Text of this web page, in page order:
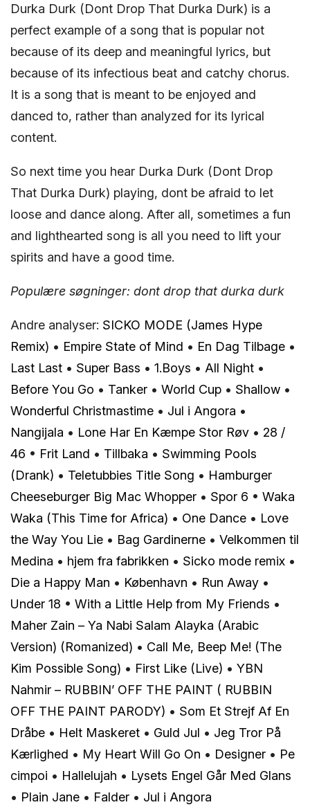
Durka Durk (Dont Drop That Durka Durk) is a
perfect example of a song that is popular not
because of its deep and meaningful lyrics, but
because of its infectious beat and catchy chorus.
It is a song that is meant to be enjoyed and
danced to, rather than analyzed for its lyrical
content.
So next time you hear Durka Durk (Dont Drop
That Durka Durk) playing, dont be afraid to let
loose and dance along. After all, sometimes a fun
and lighthearted song is all you need to lift your
spirits and have a good time.
Populære søgninger: dont drop that durka durk
Andre analyser: SICKO MODE (James Hype
Remix) • Empire State of Mind • En Dag Tilbage •
Last Last • Super Bass • 1.Boys • All Night •
Before You Go • Tanker • World Cup • Shallow •
Wonderful Christmastime • Jul i Angora •
Nangijala • Lone Har En Kæmpe Stor Røv • 28 /
46 • Frit Land • Tillbaka • Swimming Pools
(Drank) • Teletubbies Title Song • Hamburger
Cheeseburger Big Mac Whopper • Spor 6 • Waka
Waka (This Time for Africa) • One Dance • Love
the Way You Lie • Bag Gardinerne • Velkommen til
Medina • ​hjem fra fabrikken • Sicko mode remix •
Die a Happy Man • København • Run Away •
Under 18 • With a Little Help from My Friends •
Maher Zain – Ya Nabi Salam Alayka (Arabic
Version) (Romanized) • Call Me, Beep Me! (The
Kim Possible Song) • First Like (Live) • YBN
Nahmir – RUBBIN’ OFF THE PAINT ( RUBBIN
OFF THE PAINT PARODY) • Som Et Strejf Af En
Dråbe • Helt Maskeret • Guld Jul • Jeg Tror På
Kærlighed • My Heart Will Go On • Designer • Pe
cimpoi • Hallelujah • Lysets Engel Går Med Glans
• Plain Jane • Falder • Jul i Angora